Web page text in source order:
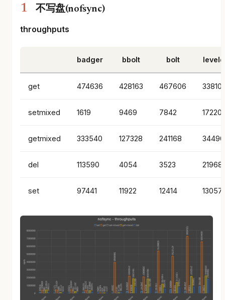
不写盘(nofsync)
throughputs
badger bbolt bolt
get 474636 428163 467606
setmixed 1619 9469 7842 17220
getmixed 333540 127328 241168
del 113590 4054 3523 219681
set 97441 11922 12414